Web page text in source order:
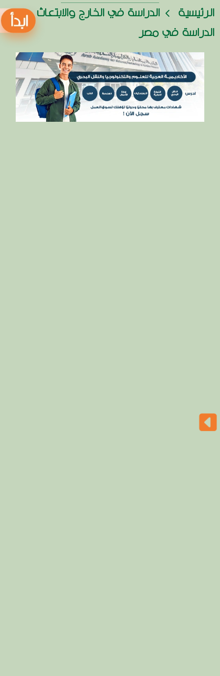
الرئيسية
الدراسة في الخارج والابتعاث
الدراسة في مصر